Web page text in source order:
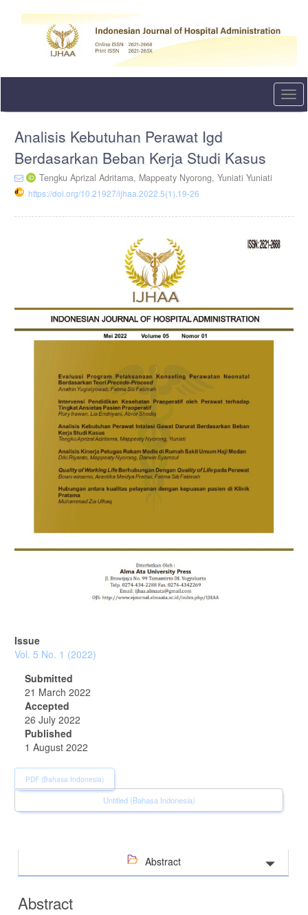
Main
Content
Sidebar
Analisis Kebutuhan Perawat Igd
Berdasarkan Beban Kerja Studi Kasus
Tengku Aprizal Adritama, Mappeaty Nyorong, Yuniati Yuniati
https://doi.org/10.21927/ijhaa.2022.5(1).19-26
Issue
Vol. 5 No. 1 (2022)
Submitted
21 March 2022
Accepted
26 July 2022
Published
1 August 2022
PDF (Bahasa Indonesia)
Untitled (Bahasa Indonesia)
Abstract
Abstract